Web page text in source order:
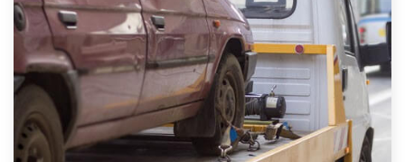
auto gratis ophalen in Bruntinge. Neem telefonisch
contact op of maak een terugbelafspraak. Wilt u
direct een tweedehands auto onderdelen offerte
aanvragen? Dat kan via de Onderdelenlijn! Vul uw
kenteken in en druk op verzenden.
Wij kunnen u helpen met de inkoop van auto's van